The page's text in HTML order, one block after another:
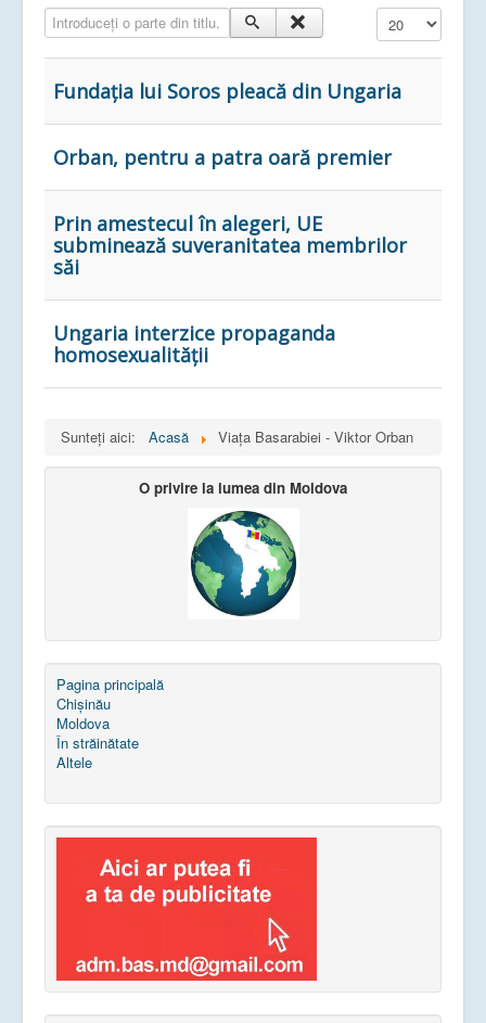
Introduceți o parte din titlu.
Afișare #
Fundația lui Soros pleacă din Ungaria
Orban, pentru a patra oară premier
Prin amestecul în alegeri, UE
subminează suveranitatea membrilor
săi
Ungaria interzice propaganda
homosexualității
Sunteți aici: Acasă Viața Basarabiei - Viktor Orban
O privire la lumea din Moldova
Pagina principală
Chișinău
Moldova
În străinătate
Altele